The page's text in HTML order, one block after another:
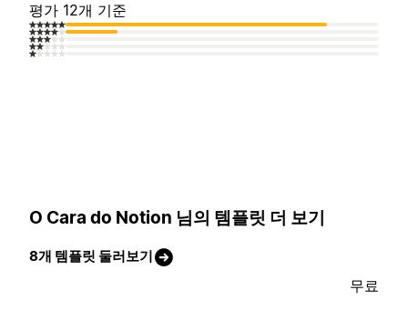
평가 12개 기준
O Cara do Notion 님의 템플릿 더 보기
8개 템플릿 둘러보기
무료